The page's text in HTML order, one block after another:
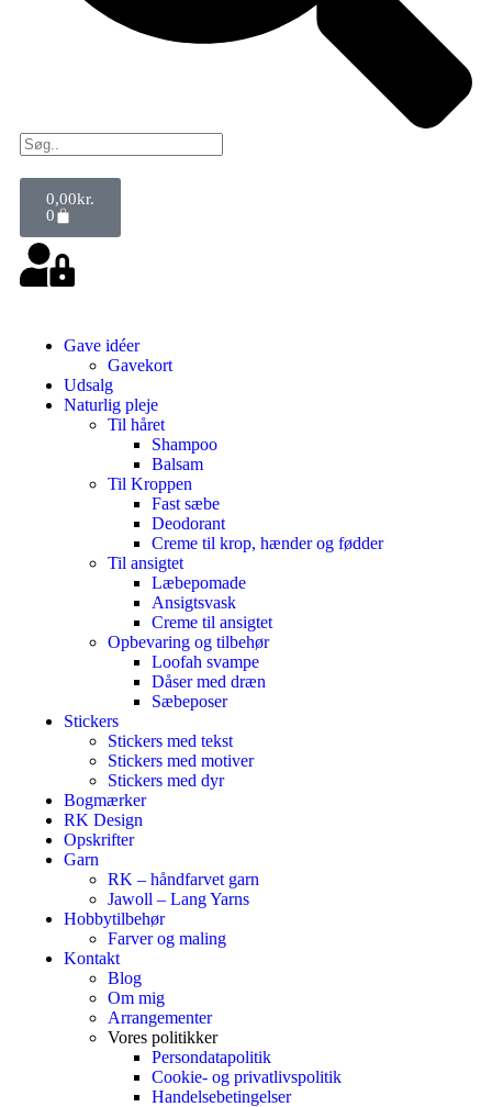
0,00kr.
0
Gave idéer
Gavekort
Udsalg
Naturlig pleje
Til håret
Shampoo
Balsam
Til Kroppen
Fast sæbe
Deodorant
Creme til krop, hænder og fødder
Til ansigtet
Læbepomade
Ansigtsvask
Creme til ansigtet
Opbevaring og tilbehør
Loofah svampe
Dåser med dræn
Sæbeposer
Stickers
Stickers med tekst
Stickers med motiver
Stickers med dyr
Bogmærker
RK Design
Opskrifter
Garn
RK – håndfarvet garn
Jawoll – Lang Yarns
Hobbytilbehør
Farver og maling
Kontakt
Blog
Om mig
Arrangementer
Vores politikker
Persondatapolitik
Cookie- og privatlivspolitik
Handelsebetingelser